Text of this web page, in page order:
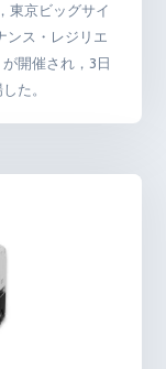
東京ビッグサイ
ンス・レジリエ
開催され，3日
た。